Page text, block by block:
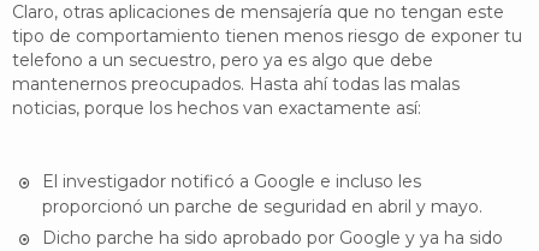
Claro, otras aplicaciones de mensajería que no tengan este
tipo de comportamiento tienen menos riesgo de exponer tu
telefono a un secuestro, pero ya es algo que debe
mantenernos preocupados. Hasta ahí todas las malas
noticias, porque los hechos van exactamente así:
El investigador notificó a Google e incluso les
proporcionó un parche de seguridad en abril y mayo.
Dicho parche ha sido aprobado por Google y ya ha sido